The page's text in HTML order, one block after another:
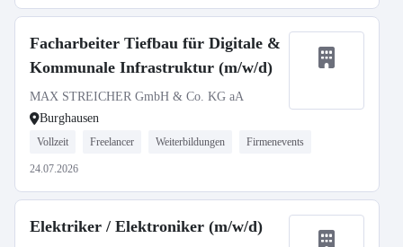
Facharbeiter Tiefbau für Digitale &
Kommunale Infrastruktur (m/w/d)
MAX STREICHER GmbH & Co. KG aA
Burghausen
Vollzeit Freelancer Weiterbildungen Firmenevents
24.07.2026
Elektriker / Elektroniker (m/w/d)